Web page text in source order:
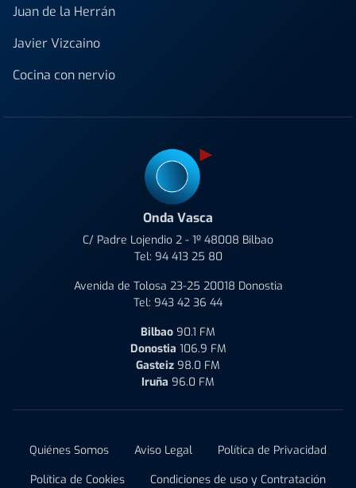
Juan de la Herrán
Javier Vizcaino
Cocina con nervio
Onda Vasca
C/ Padre Lojendio 2 - 1º 48008 Bilbao
Tel: 94 413 25 80
Avenida de Tolosa 23-25 20018 Donostia
Tel: 943 42 36 44
Bilbao 90.1 FM
Donostia 106.9 FM
Gasteiz 98.0 FM
Iruña 96.0 FM
Quiénes Somos Aviso Legal
Política de Privacidad
Política de Cookies
Condiciones de uso y Contratación